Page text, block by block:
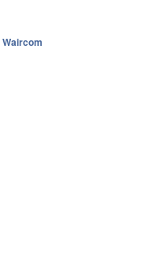
Waircom